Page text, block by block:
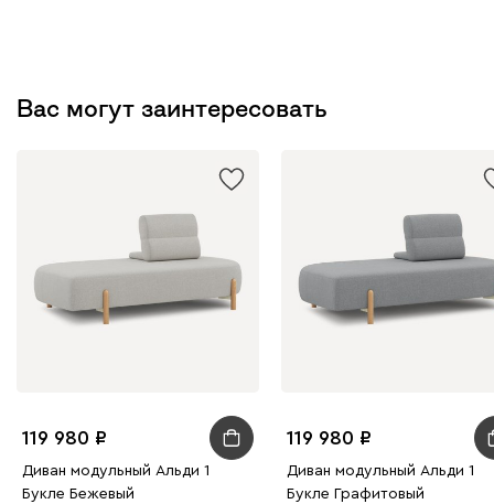
Вас могут заинтересовать
119 980
Диван модульный Альди 1
Букле Бежевый
119 980
Диван модульный Альди 1
Букле Графитовый